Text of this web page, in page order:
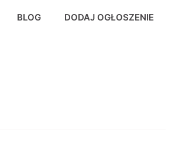
BLOG DODAJ OGŁOSZENIE